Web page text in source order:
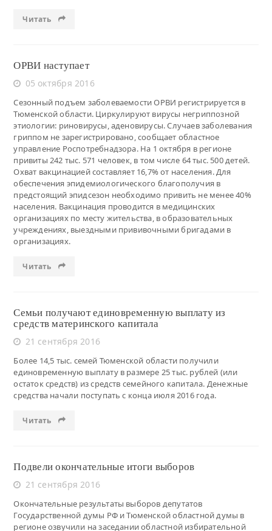
Читать
ОРВИ наступает
05 октября 2016
Сезонный подъем заболеваемости ОРВИ регистрируется в
Тюменской области. Циркулируют вирусы негриппозной
этиологии: риновирусы, аденовирусы. Случаев заболевания
гриппом не зарегистрировано, сообщает областное
управление Роспотребнадзора. На 1 октября в регионе
привиты 242 тыс. 571 человек, в том числе 64 тыс. 500 детей.
Охват вакцинацией составляет 16,7% от населения. Для
обеспечения эпидемиологического благополучия в
предстоящий эпидсезон необходимо привить не менее 40%
населения. Вакцинация проводится в медицинских
организациях по месту жительства, в образовательных
учреждениях, выездными прививочными бригадами в
организациях.
Читать
Семьи получают единовременную выплату из
средств материнского капитала
21 сентября 2016
Более 14,5 тыс. семей Тюменской области получили
единовременную выплату в размере 25 тыс. рублей (или
остаток средств) из средств семейного капитала. Денежные
средства начали поступать с конца июля 2016 года.
Читать
Подвели окончательные итоги выборов
21 сентября 2016
Окончательные результаты выборов депутатов
Государственной думы РФ и Тюменской областной думы в
регионе озвучили на заседании областной избирательной